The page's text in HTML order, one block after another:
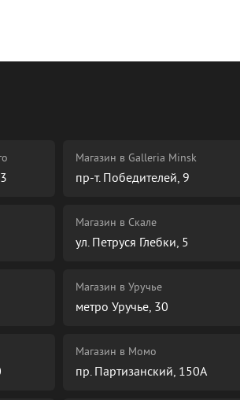
Магазин в Galleria Minsk
пр-т. Победителей, 9
Магазин в Скале
ул. Петруся Глебки, 5
Магазин в Уручье
метро Уручье, 30
Магазин в Момо
пр. Партизанский, 150А